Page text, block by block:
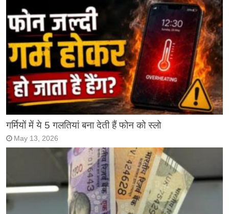
गर्मियों में ये 5 गलतियां बना देती हैं फोन को स्लो
May 13, 2026